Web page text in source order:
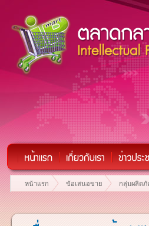
หน้าแรก ข้อเสนอขาย กลุ่มผลิต